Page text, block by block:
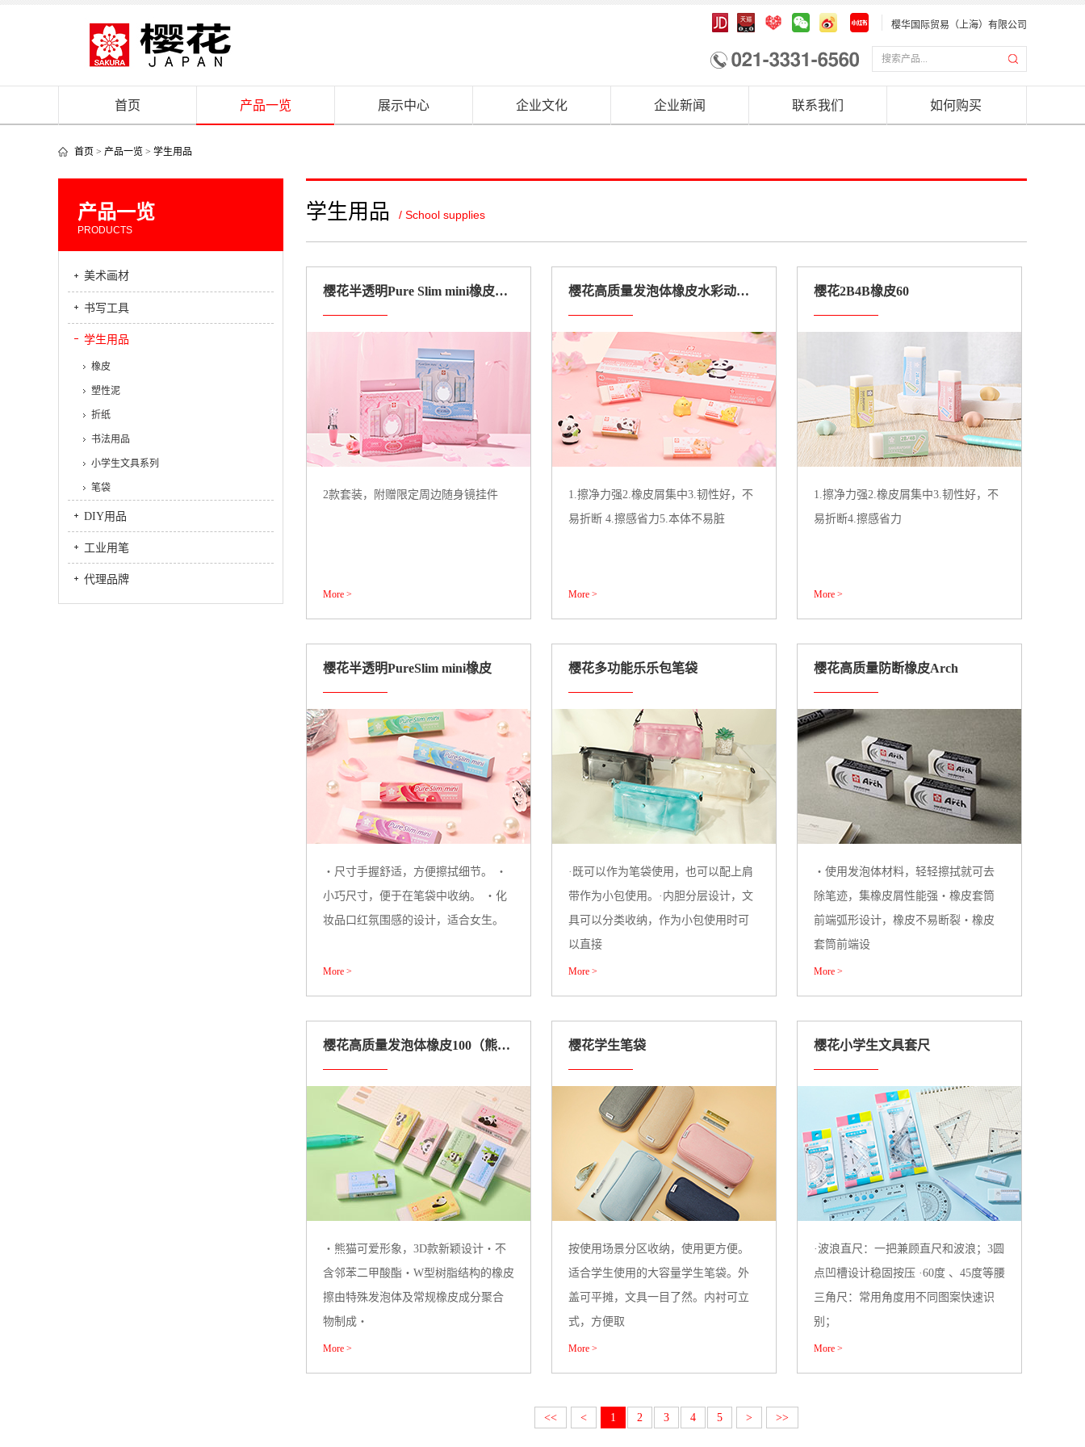
樱华国际贸易（上海）有限公司
首页 产品一览 展示中心 企业文化 企业新闻 联系我们 如何购买
首页 > 产品一览 > 学生用品
产品一览
PRODUCTS
美术画材
书写工具
学生用品
橡皮
塑性泥
折纸
书法用品
小学生文具系列
笔袋
DIY用品
工业用笔
代理品牌
学生用品 / School supplies
樱花半透明Pure Slim mini橡皮周边限定套装
2款套装，附赠限定周边随身镜挂件
More >
樱花高质量发泡体橡皮水彩动物（限定款）
1.擦净力强2.橡皮屑集中3.韧性好，不
易折断 4.擦感省力5.本体不易脏
More >
樱花2B4B橡皮60
1.擦净力强2.橡皮屑集中3.韧性好，不
易折断4.擦感省力
More >
樱花半透明PureSlim mini橡皮
・尺寸手握舒适，方便擦拭细节。 ・
小巧尺寸，便于在笔袋中收纳。 ・化
妆品口红氛围感的设计，适合女生。
More >
樱花多功能乐乐包笔袋
·既可以作为笔袋使用，也可以配上肩
带作为小包使用。·内胆分层设计，文
具可以分类收纳，作为小包使用时可
以直接
More >
樱花高质量防断橡皮Arch
・使用发泡体材料，轻轻擦拭就可去
除笔迹，集橡皮屑性能强・橡皮套筒
前端弧形设计，橡皮不易断裂・橡皮
套筒前端设
More >
樱花高质量发泡体橡皮100（熊猫限定）
・熊猫可爱形象，3D款新颖设计・不
含邻苯二甲酸酯・W型树脂结构的橡皮
擦由特殊发泡体及常规橡皮成分聚合
物制成・
More >
樱花学生笔袋
按使用场景分区收纳，使用更方便。
适合学生使用的大容量学生笔袋。外
盖可平摊，文具一目了然。内衬可立
式，方便取
More >
樱花小学生文具套尺
·波浪直尺：一把兼顾直尺和波浪；3圆
点凹槽设计稳固按压 ·60度 、45度等腰
三角尺：常用角度用不同图案快速识
别；
More >
<< < 1 2 3 4 5 > >>